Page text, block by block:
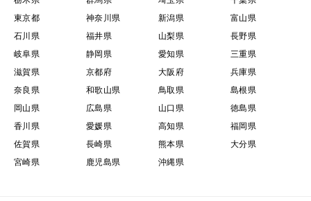
東京都
神奈川県 新潟県
富山県
石川県
福井県 山梨県
長野県
岐阜県
静岡県 愛知県
三重県
滋賀県
京都府 大阪府
兵庫県
奈良県
和歌山県 鳥取県
島根県
岡山県
広島県 山口県
徳島県
香川県
愛媛県 高知県
福岡県
佐賀県
長崎県 熊本県
大分県
宮崎県
鹿児島県 沖縄県